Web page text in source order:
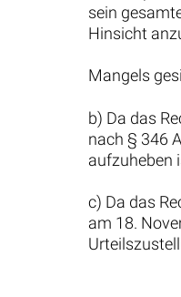
sein
Hinsicht
Mangels
b) Da das
nach § 346
aufzuheben
c) Da das
am 18.